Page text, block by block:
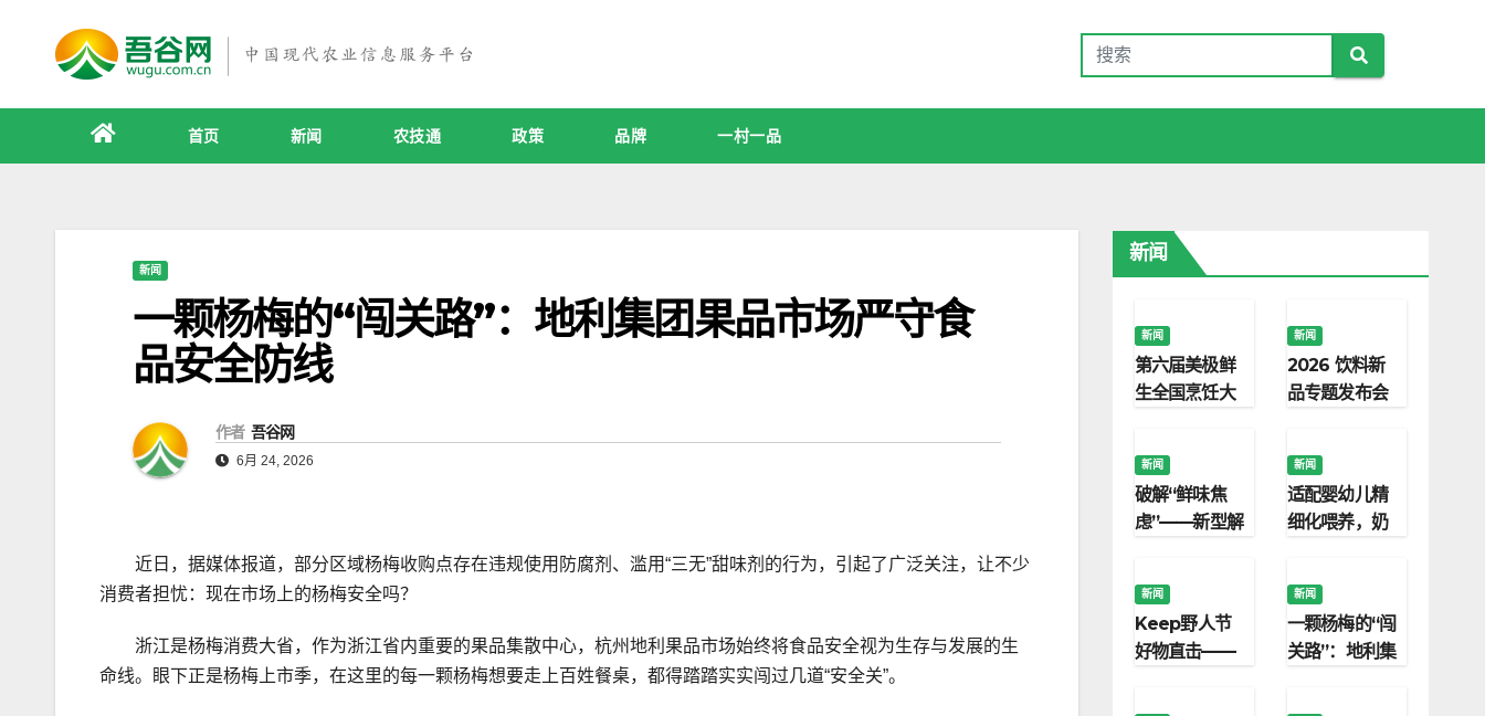
容
首页 新闻 农技通 政策 品牌 一村一品
新闻
一颗杨梅的“闯关路”：地利集团果品市场严守食
品安全防线
作者 吾谷网
6月 24, 2026
近日，据媒体报道，部分区域杨梅收购点存在违规使用防腐剂、滥用“三无”甜味剂的行为，引起了广泛关注，让不少
消费者担忧：现在市场上的杨梅安全吗？
浙江是杨梅消费大省，作为浙江省内重要的果品集散中心，杭州地利果品市场始终将食品安全视为生存与发展的生
命线。眼下正是杨梅上市季，在这里的每一颗杨梅想要走上百姓餐桌，都得踏踏实实闯过几道“安全关”。
新闻
新闻
第六届美极鲜
生全国烹饪大
店打造爆款旺
菜
新闻
2026 饮料新
品专题发布会
破局思路
新闻
破解“鲜味焦
虑”——新型解
效与配方升级
新闻
适配婴幼儿精
细化喂养，奶
安心辅食
新闻
Keep野人节
好物直击——
新闻
一颗杨梅的“闯
关路”：地利集